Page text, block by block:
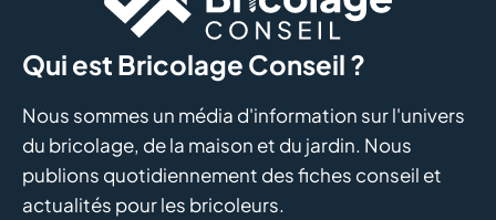
Qui est Bricolage Conseil ?
Nous sommes un média d'information sur l'univers
du bricolage, de la maison et du jardin. Nous
publions quotidiennement des fiches conseil et
actualités pour les bricoleurs.